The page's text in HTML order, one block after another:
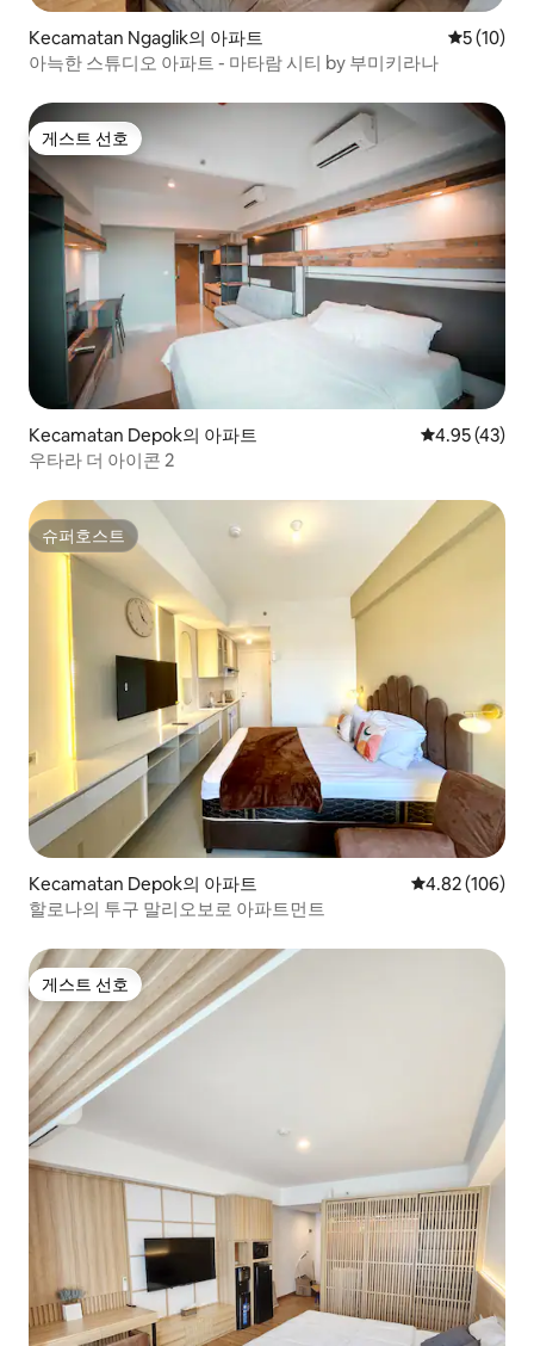
Kecamatan Ngaglik의 아파트 평점 5점
5 (10)
아늑한 스튜디오 아파트 - 마타람 시티 by 부미키라나
게스트 선호
게스트 선호
Kecamatan Depok의 아파트 평점 4.95점
4.95 (43)
우타라 더 아이콘 2
슈퍼호스트
슈퍼호스트
Kecamatan Depok의 아파트 평점 4.82점(5
4.82 (106)
할로나의 투구 말리오보로 아파트먼트
게스트 선호
게스트 선호